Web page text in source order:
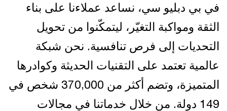
في بي دبليو سي، نساعد عملاءنا على بناء
الثقة ومواكبة التغيّر، ليتمكّنوا من تحويل
التحديات إلى فرص تنافسية. نحن شبكة
عالمية تعتمد على التقنيات الحديثة وكوادرها
المتميزة، وتضم أكثر من 370,000 شخص في
149 دولة. من خلال خدماتنا في مجالات